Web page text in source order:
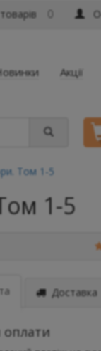
0
Акції
Том 1-5
1-5
Доставка